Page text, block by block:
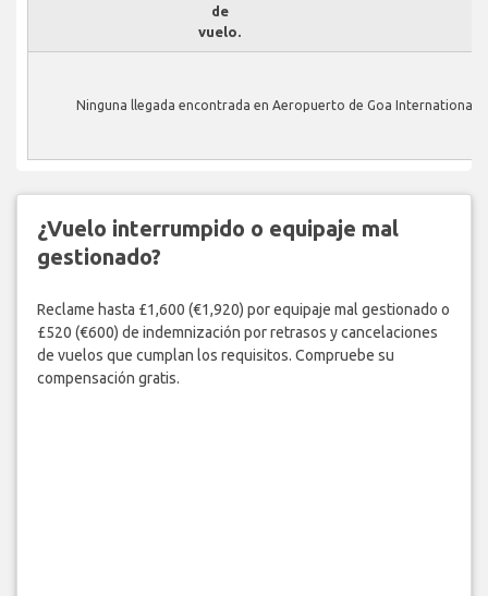
de
vuelo.
Ninguna llegada encontrada en Aeropuerto de Goa International.
¿Vuelo interrumpido o equipaje mal
gestionado?
Reclame hasta £1,600 (€1,920) por equipaje mal gestionado o
£520 (€600) de indemnización por retrasos y cancelaciones
de vuelos que cumplan los requisitos. Compruebe su
compensación gratis.